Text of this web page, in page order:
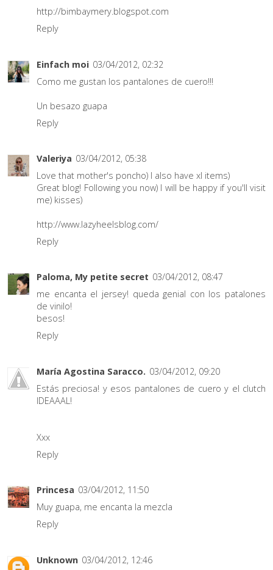
http://bimbaymery.blogspot.com
Reply
Einfach moi 03/04/2012, 02:32
Como me gustan los pantalones de cuero!!!
Un besazo guapa
Reply
Valeriya 03/04/2012, 05:38
Love that mother's poncho) I also have xl items)
Great blog! Following you now) I will be happy if you'll visit
me) kisses)
http://www.lazyheelsblog.com/
Reply
Paloma, My petite secret 03/04/2012, 08:47
me encanta el jersey! queda genial con los patalones
de vinilo!
besos!
Reply
María Agostina Saracco. 03/04/2012, 09:20
Estás preciosa! y esos pantalones de cuero y el clutch
IDEAAAL!
Xxx
Reply
Princesa 03/04/2012, 11:50
Muy guapa, me encanta la mezcla
Reply
Unknown 03/04/2012, 12:46